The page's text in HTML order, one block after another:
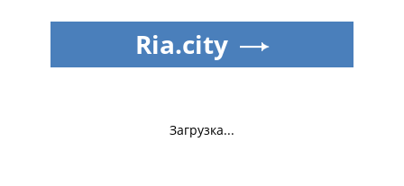
Загрузка...
Ria.city